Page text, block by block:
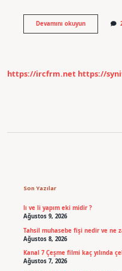
Devamını okuyunIş
Sağlığı
https://ircfrm.net https://
Son Yazılar
lı ve li yapım eki midir ?
Ağustos 9, 2026
Tahsil muhasebe fişi nedir ve ne
Ağustos 8, 2026
Kanal 7 Çeşme filmi kaç yılında
Ağustos 7, 2026